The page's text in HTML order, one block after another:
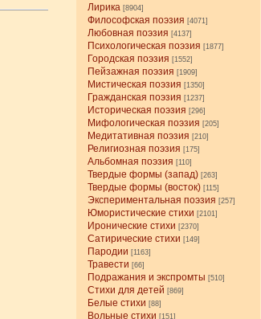
Лирика [8904]
Философская поэзия [4071]
Любовная поэзия [4137]
Психологическая поэзия [1877]
Городская поэзия [1552]
Пейзажная поэзия [1909]
Мистическая поэзия [1350]
Гражданская поэзия [1237]
Историческая поэзия [296]
Мифологическая поэзия [205]
Медитативная поэзия [210]
Религиозная поэзия [175]
Альбомная поэзия [110]
Твердые формы (запад) [263]
Твердые формы (восток) [115]
Экспериментальная поэзия [257]
Юмористические стихи [2101]
Иронические стихи [2370]
Сатирические стихи [149]
Пародии [1163]
Травести [66]
Подражания и экспромты [510]
Стихи для детей [869]
Белые стихи [88]
Вольные стихи [151]